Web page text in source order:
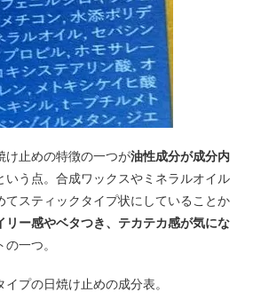
け止めの特徴の一つが油性成分が成分内
いう点。合成ワックスやミネラルオイル
てスティックタイプ状にしていることか
リー感やベタつき、テカテカ感が気にな
一つ。
プの日焼け止めの成分表。